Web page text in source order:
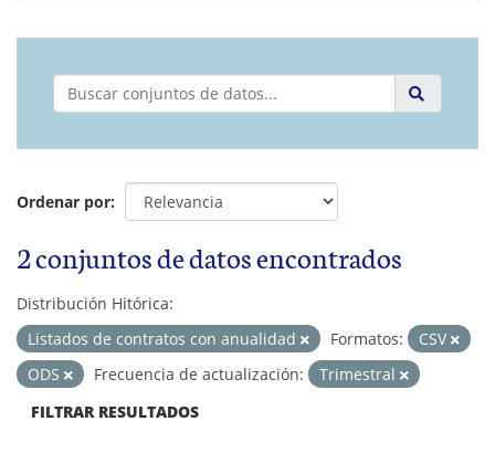
Ordenar por
2 conjuntos de datos encontrados
Distribución Hitórica:
Listados de contratos con anualidad
Formatos:
CSV
ODS
Frecuencia de actualización:
Trimestral
FILTRAR RESULTADOS